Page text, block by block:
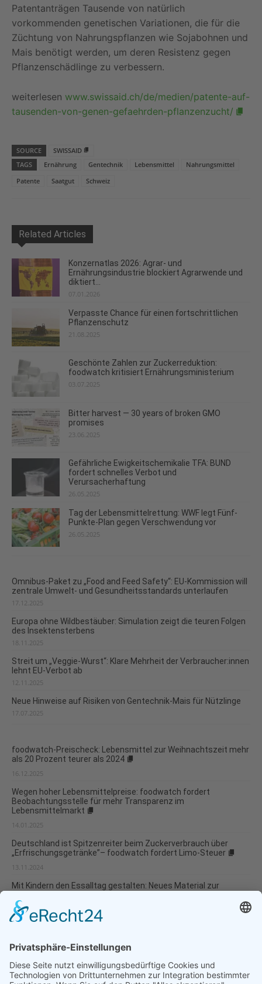
Patentanträgen Tausende von natürlich
vorkommenden genetischen Variationen, die für die
Züchtung von Nahrungspflanzen wie Sojabohnen und
Mais benötigt werden, um deren Resistenz gegen
Pflanzenschädlinge zu verbessern.
weiterlesen www.swissaid.ch/de/medien/patente-auf-
tausenden-von-genen-gefaehrden-pflanzenzucht/
SOURCE
SWISSAID
TAGS
Ernährung Gentechnik Lebensmittel
Nahrungsmittel
Patente
Saatgut Schweiz
Related Articles
Konzernatlas 2026: Agrar- und
Ernährungsindustrie blockiert Agrarwende und
diktiert...
07.01.2026
Verpasste Chance für einen fortschrittlichen
Pflanzenschutz
21.08.2025
Geschönte Zahlen zur Zuckerreduktion:
foodwatch kritisiert Ernährungsministerium
03.07.2025
Bitter harvest — 30 years of broken GMO
promises
23.06.2025
Gefährliche Ewigkeitschemikalie TFA: BUND
fordert schnelles Verbot und
Verursacherhaftung
26.05.2025
Tag der Lebensmittelrettung: WWF legt Fünf-
Punkte-Plan gegen Verschwendung vor
26.05.2025
Omnibus-Paket zu „Food and Feed Safety“: EU-Kommission will
zentrale Umwelt- und Gesundheitsstandards unterlaufen
17.12.2025
Europa ohne Wildbestäuber: Simulation zeigt die teuren Folgen
des Insektensterbens
18.11.2025
Streit um „Veggie-Wurst“: Klare Mehrheit der Verbraucher:innen
lehnt EU-Verbot ab
12.11.2025
Neue Hinweise auf Risiken von Gentechnik-Mais für Nützlinge
17.07.2025
foodwatch-Preischeck: Lebensmittel zur Weihnachtszeit mehr
als 20 Prozent teurer als 2024
16.12.2025
Wegen hoher Lebensmittelpreise: foodwatch fordert
Beobachtungsstelle für mehr Transparenz im
Lebensmittelmarkt
14.01.2025
Deutschland ist Spitzenreiter beim Zuckerverbrauch über
„Erfrischungsgetränke”– foodwatch fordert Limo-Steuer
13.11.2024
Mit Kindern den Essalltag gestalten: Neues Material zur
23.10.2024